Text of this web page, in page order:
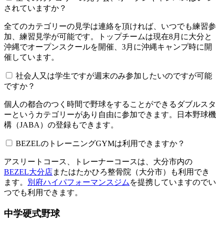
されていますか？​​​​​
全てのカテゴリーの見学は連絡を頂ければ、いつでも練習参
加、練習見学が可能です。トップチームは現在8月に大分と
沖縄でオープンスクールを開催、3月に沖縄キャンプ時に開
催しています。
社会人又は学生ですが週末のみ参加したいのですが可能
ですか？
個人の都合のつく時間で野球をすることができるダブルスタ
ーというカテゴリーがあり自由に参加できます。日本野球機
構（JABA）の登録もできます。
BEZELのトレーニングGYMは利用できますか？​​​​​
アスリートコース、トレーナーコースは、大分市内の
BEZEL大分店またはたかひろ整骨院（大分市）も利用でき
ます。
別府ハイパフォーマンスジム を提携していますのでい
つでも利用できます。
中学硬式野球